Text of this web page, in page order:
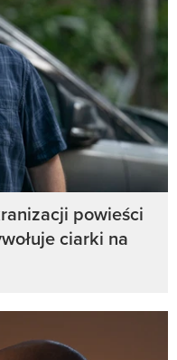
powieści
ciarki na